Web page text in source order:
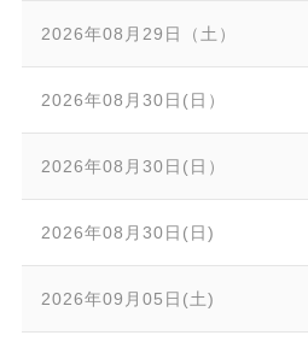
2026年08月29日（土）
2026年08月30日(日）
2026年08月30日(日）
2026年08月30日(日)
2026年09月05日(土)